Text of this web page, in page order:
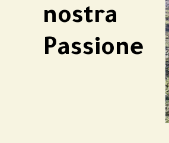
nostra
Passione